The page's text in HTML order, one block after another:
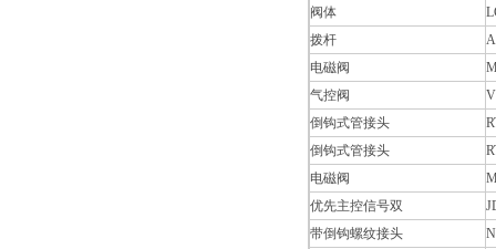
阀体
拨杆
电磁阀
气控阀
倒钩式管接头
倒钩式管接头
电磁阀
优先主控信号双
带倒钩螺纹接头